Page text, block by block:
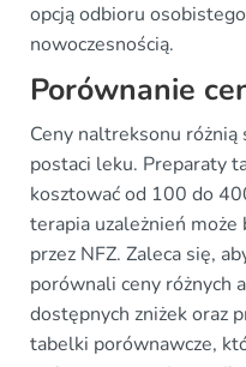
opcją odbioru
nowoczesnością.
Porównanie
Ceny naltreksonu
postaci leku. Preparaty
kosztować od 100 do
terapia uzależnień może
przez NFZ. Zaleca się,
porównali ceny różnych
dostępnych zniżek oraz
tabelki porównawcze,